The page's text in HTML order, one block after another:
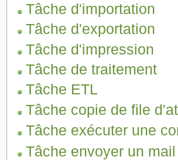
Tâche d'importation
Tâche d'exportation
Tâche d'impression
Tâche de traitement
Tâche ETL
Tâche copie de file
Tâche exécuter une
Tâche envoyer un mail